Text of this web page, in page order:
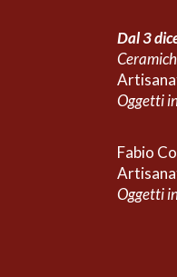
Dal 3
Oggetti
Fabio
Oggetti